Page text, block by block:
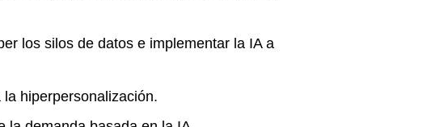
los silos de datos e implementar la IA a
hiperpersonalización.